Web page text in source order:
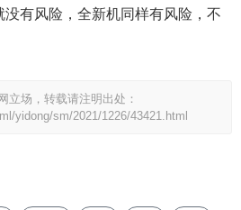
有风险，全新机同样有风险，不
立场，转载请注明出处：
yidong/sm/2021/1226/43421.html